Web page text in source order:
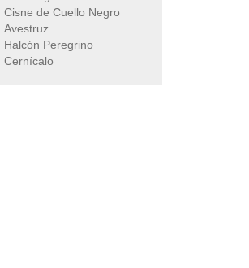
Cisne de Cuello Negro
Avestruz
Halcón Peregrino
Cernícalo